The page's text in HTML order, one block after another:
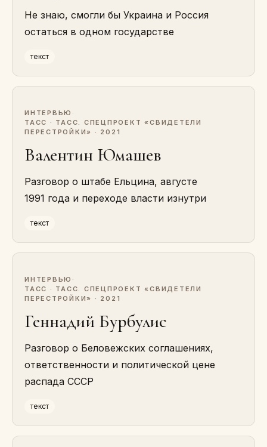
Не знаю, смогли бы Украина и Россия
остаться в одном государстве
текст
ИНТЕРВЬЮ ·
ТАСС · ТАСС. СПЕЦПРОЕКТ «СВИДЕТЕЛИ
ПЕРЕСТРОЙКИ» · 2021
Валентин Юмашев
Разговор о штабе Ельцина, августе
1991 года и переходе власти изнутри
текст
ИНТЕРВЬЮ ·
ТАСС · ТАСС. СПЕЦПРОЕКТ «СВИДЕТЕЛИ
ПЕРЕСТРОЙКИ» · 2021
Геннадий Бурбулис
Разговор о Беловежских соглашениях,
ответственности и политической цене
распада СССР
текст